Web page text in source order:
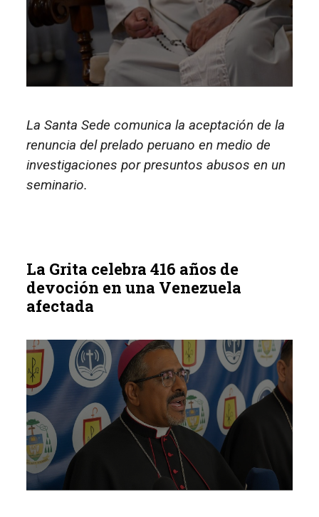
La Santa Sede comunica la aceptación de la
renuncia del prelado peruano en medio de
investigaciones por presuntos abusos en un
seminario.
La Grita celebra 416 años de
devoción en una Venezuela
afectada